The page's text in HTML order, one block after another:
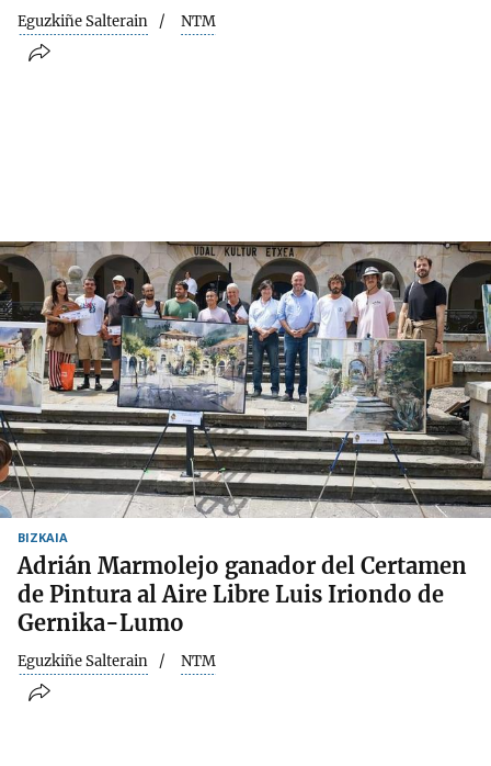
Eguzkiñe Salterain NTM
BIZKAIA
Adrián Marmolejo ganador del Certamen
de Pintura al Aire Libre Luis Iriondo de
Gernika-Lumo
Eguzkiñe Salterain NTM